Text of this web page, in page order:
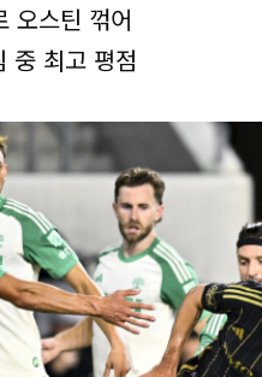
오스틴 꺾어
중 최고 평점